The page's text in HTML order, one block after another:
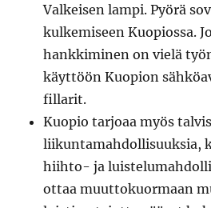
Valkeisen lampi. Pyörä
kulkemiseen Kuopiossa.
hankkiminen on vielä
käyttöön Kuopion
fillarit.
Kuopio tarjoaa myös
liikuntamahdollisuuksia,
hiihto- ja
ottaa muuttokuormaan